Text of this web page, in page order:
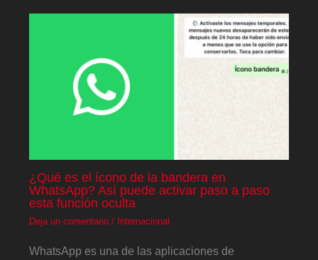
¿Qué es el ícono de la bandera en
WhatsApp? Así puede activar paso a paso
esta función oculta
Deja un comentario / Internacional
WhatsApp es una de las aplicaciones de